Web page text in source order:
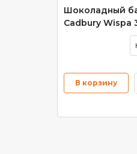
Шоколадный
Cadbury Wispa
В корзину